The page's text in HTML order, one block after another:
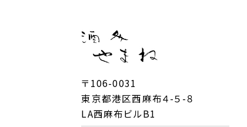
〒106-0031
東京都港区西麻布４-５-８
LA西麻布ビルB1